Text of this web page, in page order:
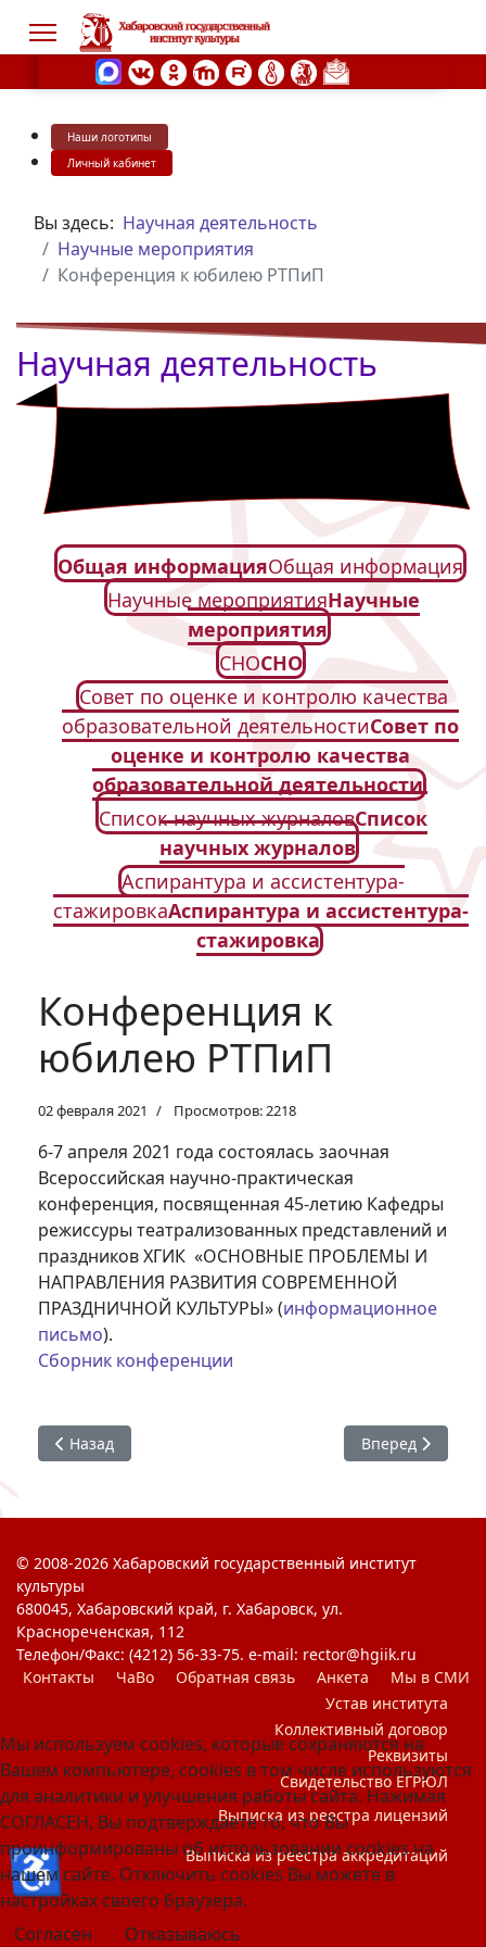
Наши логотипы
Личный кабинет
Вы здесь: Научная деятельность
Научные мероприятия
Конференция к юбилею РТПиП
Научная деятельность
Общая информацияОбщая информация
Научные мероприятияНаучные
мероприятия
СНОСНО
Совет по оценке и контролю качества
образовательной деятельностиСовет по
оценке и контролю качества
образовательной деятельности
Список научных журналовСписок
научных журналов
Аспирантура и ассистентура-
стажировкаАспирантура и ассистентура-
стажировка
Конференция к
юбилею РТПиП
02 февраля 2021 Просмотров: 2218
6-7 апреля 2021 года состоялась заочная
Всероссийская научно-практическая
конференция, посвященная 45-летию Кафедры
режиссуры театрализованных представлений и
праздников ХГИК «ОСНОВНЫЕ ПРОБЛЕМЫ И
НАПРАВЛЕНИЯ РАЗВИТИЯ СОВРЕМЕННОЙ
ПРАЗДНИЧНОЙ КУЛЬТУРЫ» (информационное
письмо).
Сборник конференции
Предыдущий: VI Всероссийская НПК студентов,
Назад Следующий:
Вперед
© 2008-2026 Хабаровский государственный институт
культуры
680045, Хабаровский край, г. Хабаровск, ул.
Краснореченская, 112
Телефон/Факс: (4212) 56-33-75. e-mail: rector@hgiik.ru
Контакты
ЧаВо Обратная связь Анкета
Мы в СМИ
Устав института
Коллективный договор
Реквизиты
Свидетельство ЕГРЮЛ
Выписка из реестра лицензий
Выписка из реестра аккредитаций
Мы используем cookies, которые сохраняются на
Вашем компьютере, cookies в том числе используются
для аналитики и улучшения работы сайта. Нажимая
СОГЛАСЕН, Вы подтверждаете то, что Вы
проинформированы об использовании cookies на
нашем сайте. Отключить cookies Вы можете в
настройках своего браузера.
Согласен
Отказываюсь